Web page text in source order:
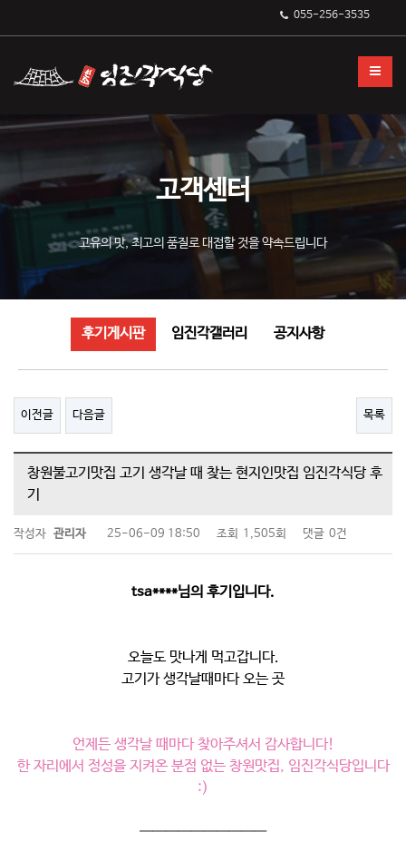
055-256-3535
고객센터
고유의 맛, 최고의 품질로 대접할 것을 약속드립니다
후기게시판 임진각갤러리 공지사항
후기게시판
이전글 다음글 목록
창원불고기맛집 고기 생각날 때 찾는 현지인맛집 임진각식당 후
기
작성자 관리자 25-06-09 18:50 조회 1,505회 댓글 0건
tsa****님의 후기입니다.
오늘도 맛나게 먹고갑니다.
고기가 생각날때마다 오는 곳
언제든 생각날 때마다 찾아주셔서 감사합니다!
한 자리에서 정성을 지켜온 분점 없는 창원맛집, 임진각식당입니다
:)
——————————